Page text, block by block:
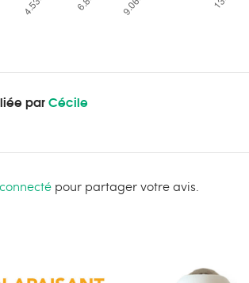
parCécile
connecté pour partager votre avis.